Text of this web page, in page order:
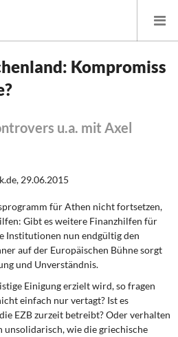
und Daseinsvorsorge
Kompromiss
u.a. mit Axel
29.06.2015
für Athen nicht fortsetzen,
Gibt es weitere Finanzhilfen für
Institutionen nun endgültig den
auf der Europäischen Bühne sorgt
und Unverständnis.
Einigung erzielt wird, so fragen
einfach nur vertagt? Ist es
EZB zurzeit betreibt? Oder verhalten
unsolidarisch, wie die griechische